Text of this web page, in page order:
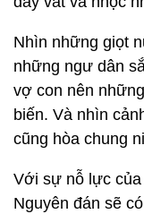
Nhìn những giọt
những ngư dân
vợ con nên
biến. Và nhìn
cũng hòa chung
Với sự nỗ lực
Nguyên đán sẽ